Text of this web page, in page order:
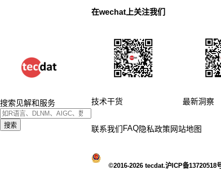
搜索见解和服务
搜索
在wechat上关注我们
技术干货 最新洞察
联系我们 FAQ隐私政策 网站地图
©2016-2026 tecdat.沪ICP备13720518